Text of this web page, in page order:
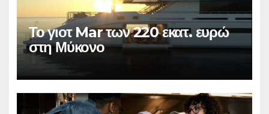
Το γιοτ Mar των 220 εκατ. ευρώ
στη Μύκονο